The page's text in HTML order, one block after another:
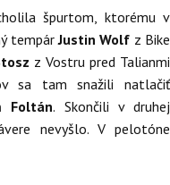
špurtom, ktorému v
tempárJustin Wolf z Bike
z Vostru pred Talianmi
sa tam snažili natlačiť
Foltán. Skončili v druhej
nevyšlo. V pelotóne